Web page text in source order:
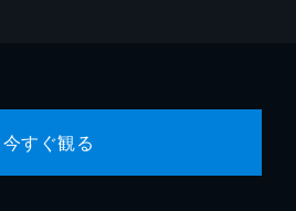
今すぐ観る